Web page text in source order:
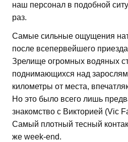
наш персонал в подобной
раз.
Самые сильные ощущения
после всепервейшего
Зрелище огромных водяных
поднимающихся над
километры от места,
Но это было всего лишь
знакомство с Викторией (Vic
Самый плотный тесный
же week-end.